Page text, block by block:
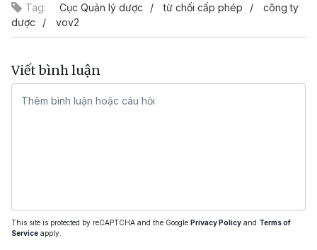
Tag: Cục Quản lý dược từ chối cấp phép
công ty
dược
vov2
Viết bình luận
This site is protected by reCAPTCHA and the Google Privacy Policy and Terms of
Service apply.